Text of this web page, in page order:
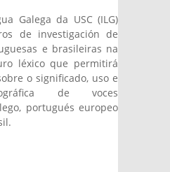
Galega da USC (ILG)
de investigación de
e brasileiras na
léxico que permitirá
o significado, uso e
de voces
portugués europeo